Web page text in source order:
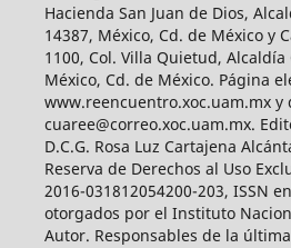
Hacienda San Juan de Dios,
14387, México, Cd. de México y
1100, Col. Villa Quietud, Alcaldía
México, Cd. de México. Página
www.reencuentro.xoc.uam.mx y
cuaree@correo.xoc.uam.mx.
D.C.G. Rosa Luz Cartajena
Reserva de Derechos al Uso
2016-031812054200-203, ISSN
otorgados por el Instituto
Autor. Responsables de la